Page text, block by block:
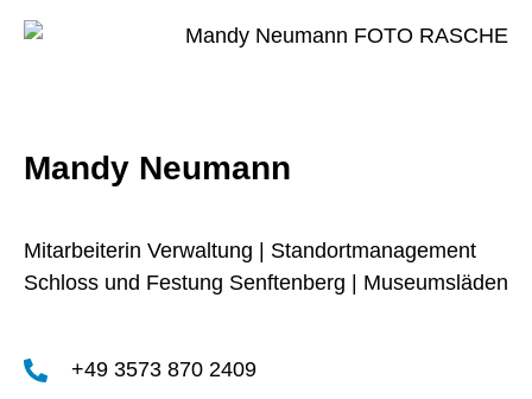
Mandy Neumann
Mitarbeiterin Verwaltung | Standortmanagement
Schloss und Festung Senftenberg | Museumsläden
+49 3573 870 2409